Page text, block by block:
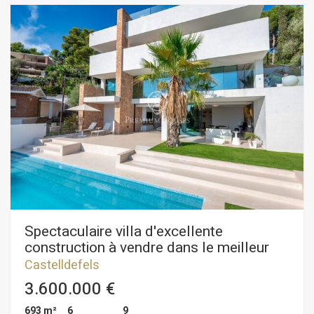
Spectaculaire villa d'excellente
construction à vendre dans le meilleur
quartier de Castelldefels.
Castelldefels
3.600.000 €
693 m²
6
9